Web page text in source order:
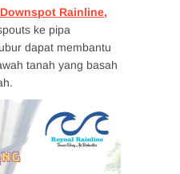
Rainline,
ke pipa
dapat membantu
tanah yang basah